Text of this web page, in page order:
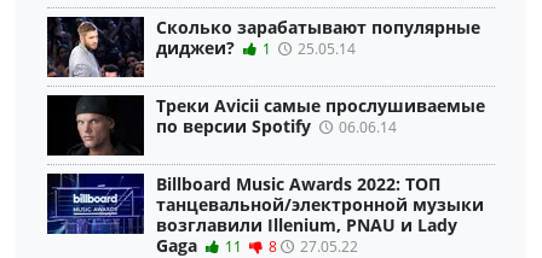
Сколько зарабатывают популярные
диджеи?
1 25.05.14
Треки Avicii самые прослушиваемые
по версии Spotify
06.06.14
Billboard Music Awards 2022: ТОП
танцевальной/электронной музыки
возглавили Illenium, PNAU и Lady
Gaga
11 8 27.05.22